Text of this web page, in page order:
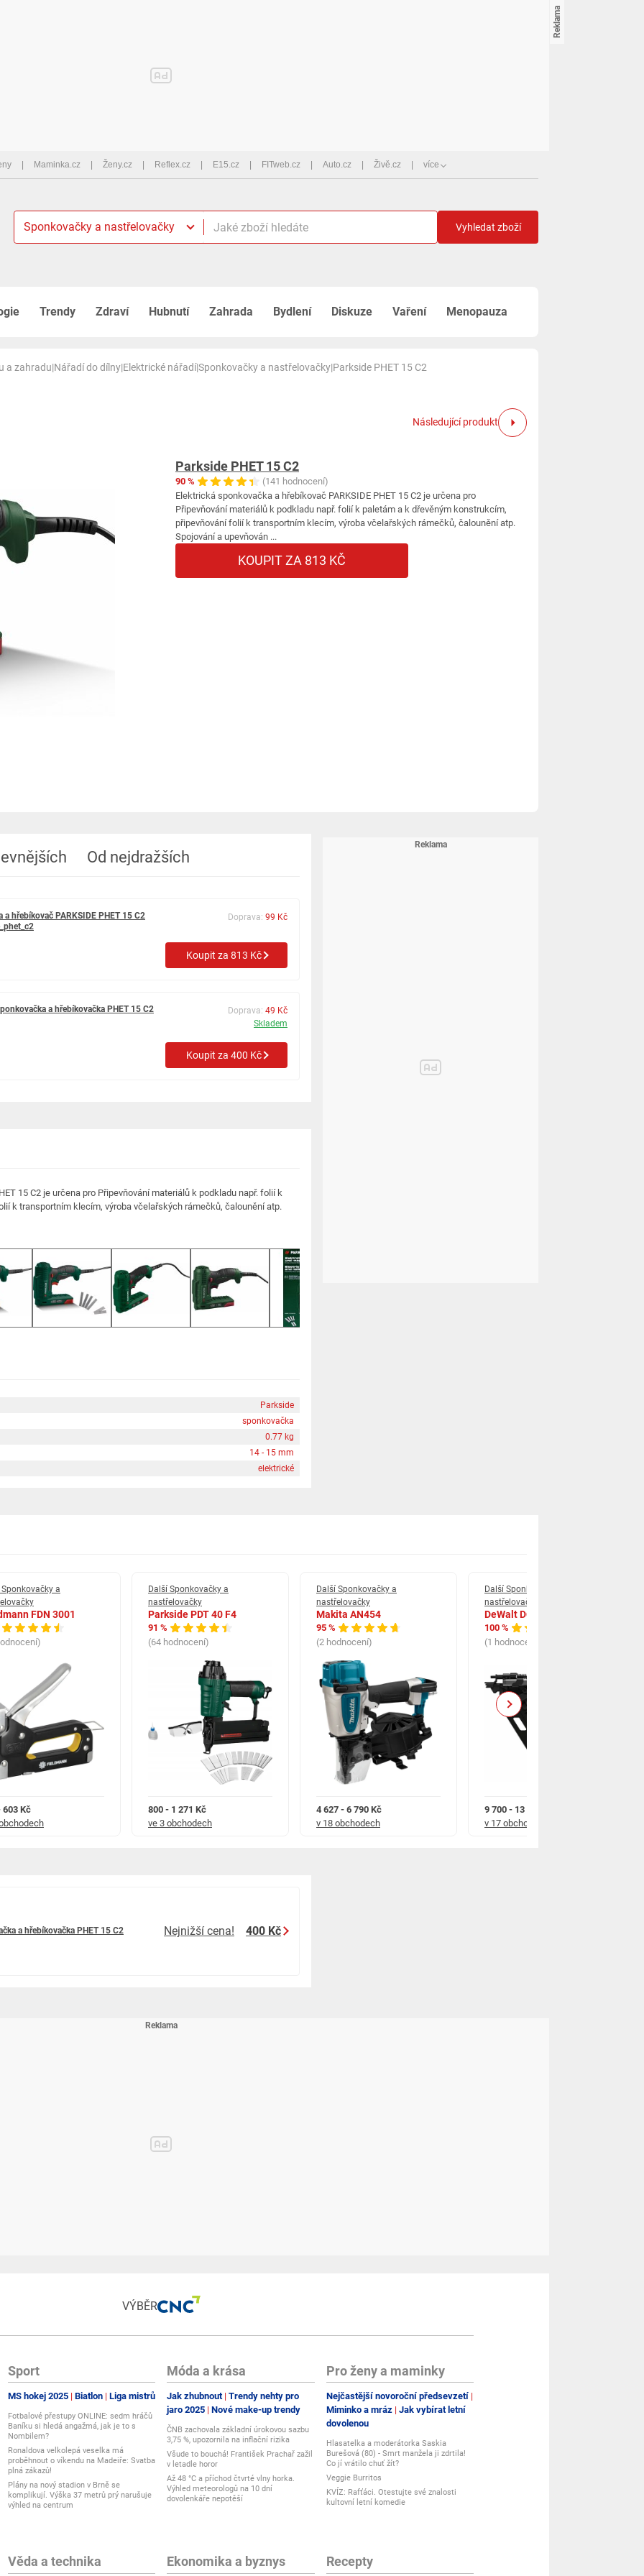
Maminka.cz Ženy.cz Reflex.cz E15.cz FITweb.cz Auto.cz Živě.cz více
Sponkovačky a nastřelovačky Vyhledat zboží
Trendy Zdraví Hubnutí Zahrada Bydlení Diskuze Vaření Menopauza
a zahradu|Nářadí do dílny|Elektrické nářadí|Sponkovačky a nastřelovačky|Parkside PHET 15 C2
Následující produkt
Parkside PHET 15 C2
90 %
(141 hodnocení)
Elektrická sponkovačka a hřebíkovač PARKSIDE PHET 15 C2 je určena pro
Připevňování materiálů k podkladu např. folií k paletám a k dřevěným konstrukcím,
připevňování folií k transportním klecím, výroba včelařských rámečků, čalounění atp.
Spojování a upevňován ...
KOUPIT ZA 813 KČ
Od nejdražších
a hřebíkovač PARKSIDE PHET 15 C2
Doprava: 99 Kč
Koupit za 813 Kč
a hřebíkovačka PHET 15 C2 Doprava: 49 Kč
Skladem
Koupit za 400 Kč
15 C2 je určena pro Připevňování materiálů k podkladu např. folií k
k transportním klecím, výroba včelařských rámečků, čalounění atp.
Parkside
sponkovačka
0.77 kg
14 - 15 mm
elektrické
Sponkovačky a
FDN 3001
603 Kč
Další Sponkovačky a
nastřelovačky
Parkside PDT 40 F4
91 %
(64 hodnocení)
800 - 1 271 Kč
ve 3 obchodech
Další Sponkovačky a
nastřelovačky
Makita AN454
95 %
(2 hodnocení)
4 627 - 6 790 Kč
v 18 obchodech
Další Sponkovačky a
nastřelovačky
DeWalt DCN930N
100 %
(1 hodnocení)
9 700 - 13 190 Kč
v 17 obchodech
Next
a hřebíkovačka PHET 15 C2 Nejnižší cena! 400 Kč
VÝBĚR
Sport
MS hokej 2025 Biatlon Liga mistrů
Fotbalové přestupy ONLINE: sedm hráčů
Baníku si hledá angažmá, jak je to s
Nombilem?
Ronaldova velkolepá veselka má
proběhnout o víkendu na Madeiře: Svatba
plná zákazů!
Plány na nový stadion v Brně se
komplikují. Výška 37 metrů prý narušuje
výhled na centrum
Móda a krása
Jak zhubnout Trendy nehty pro
jaro 2025 Nové make-up trendy
ČNB zachovala základní úrokovou sazbu
3,75 %, upozornila na inflační rizika
Všude to bouchá! František Prachař zažil
v letadle horor
Až 48 °C a příchod čtvrté vlny horka.
Výhled meteorologů na 10 dní
dovolenkáře nepotěší
Pro ženy a maminky
Nejčastější novoroční předsevzetí
Miminko a mráz
Jak vybírat letní
dovolenou
Hlasatelka a moderátorka Saskia
Burešová (80) - Smrt manžela ji zdrtila!
Co jí vrátilo chuť žít?
Veggie Burritos
KVÍZ: Rafťáci. Otestujte své znalosti
kultovní letní komedie
Věda a technika Ekonomika a byznys Recepty